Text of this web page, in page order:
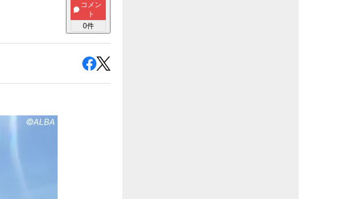
コメン
ト
0件